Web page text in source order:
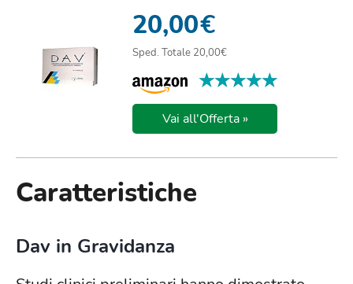
20,00€
Sped. Totale 20,00€
★★★★★
★★★★★
Vai all'Offerta »
Caratteristiche
Dav in Gravidanza